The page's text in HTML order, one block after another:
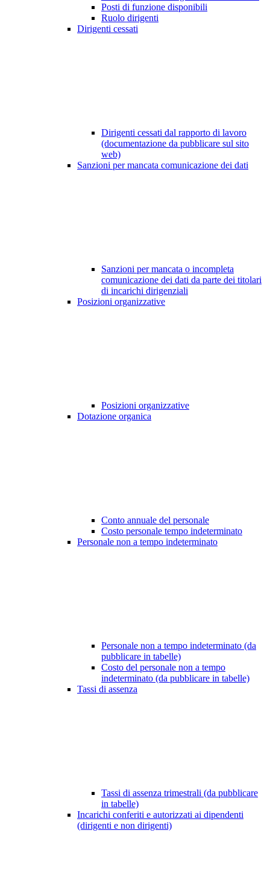
Posti di funzione disponibili
Ruolo dirigenti
Dirigenti cessati
Dirigenti cessati dal rapporto di lavoro
(documentazione da pubblicare sul sito
web)
Sanzioni per mancata comunicazione dei dati
Sanzioni per mancata o incompleta
comunicazione dei dati da parte dei titolari
di incarichi dirigenziali
Posizioni organizzative
Posizioni organizzative
Dotazione organica
Conto annuale del personale
Costo personale tempo indeterminato
Personale non a tempo indeterminato
Personale non a tempo indeterminato (da
pubblicare in tabelle)
Costo del personale non a tempo
indeterminato (da pubblicare in tabelle)
Tassi di assenza
Tassi di assenza trimestrali (da pubblicare
in tabelle)
Incarichi conferiti e autorizzati ai dipendenti
(dirigenti e non dirigenti)